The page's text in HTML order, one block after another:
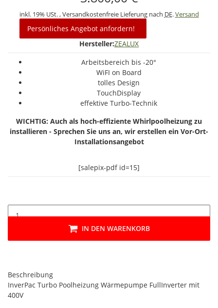
inkl. 19% USt. , Versandkostenfreie Lieferung nach DE.Versand
Persönliches Angebot anfordern!
Hersteller:ZEALUX
Arbeitsbereich bis -20°
WiFI on Board
tolles Design
TouchDisplay
effektive Turbo-Technik
WICHTIG: Auch als hoch-effiziente Whirlpoolheizung zu
installieren - Sprechen Sie uns an, wir erstellen ein Vor-Ort-
Installationsangebot
[salepix-pdf id=15]
IN DEN WARENKORB
Beschreibung
InverPac Turbo Poolheizung Wärmepumpe FullInverter mit
400V